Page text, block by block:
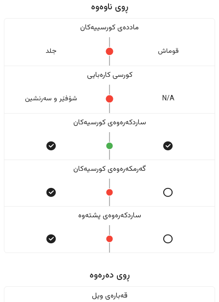
ڕوی ناوەوە
ماددەی کورسییەکان
قوماش جلد
کورسی کارەبایی
N/A شۆفێر و سەرنشین
ساردکەرەوەی کورسیەکان
گەرمکەرەوەی کورسیەکان
ساردکەرەوەی پشتەوە
ڕوی دەرەوە
قەبارەی ویل